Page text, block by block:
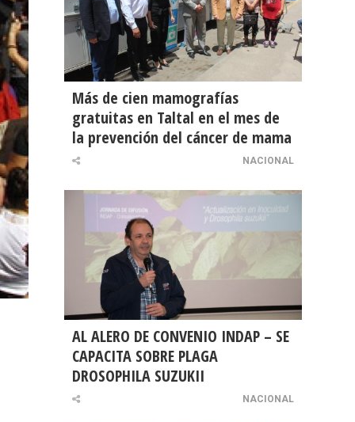
Más de cien mamografías
gratuitas en Taltal en el mes de
la prevención del cáncer de mama
NACIONAL
AL ALERO DE CONVENIO INDAP – SE
CAPACITA SOBRE PLAGA
DROSOPHILA SUZUKII
NACIONAL